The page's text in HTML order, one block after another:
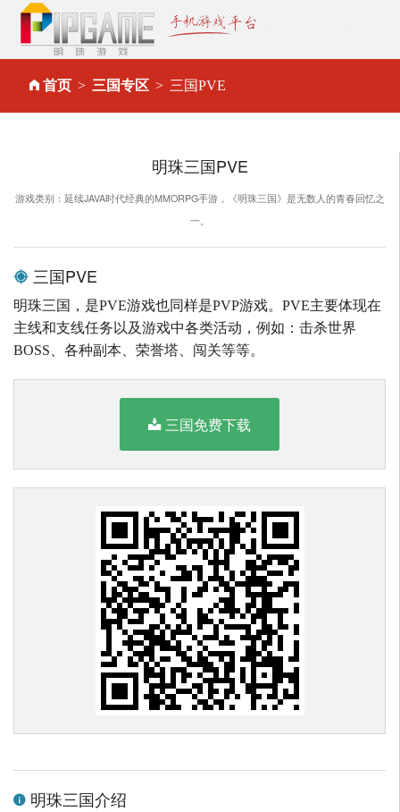
首页 三国专区 三国PVE
明珠三国PVE
游戏类别：延续JAVA时代经典的MMORPG手游，《明珠三国》是无数人的青春回忆之
一。
三国PVE
明珠三国，是PVE游戏也同样是PVP游戏。PVE主要体现在
主线和支线任务以及游戏中各类活动，例如：击杀世界
BOSS、各种副本、荣誉塔、闯关等等。
三国免费下载
明珠三国介绍